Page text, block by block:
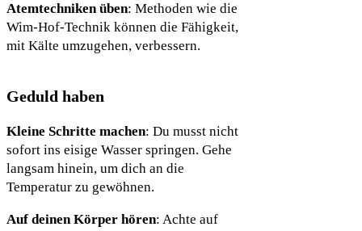
Atemtechniken üben: Methoden wie die
Wim-Hof-Technik können die Fähigkeit,
mit Kälte umzugehen, verbessern.
Geduld haben
Kleine Schritte machen: Du musst nicht
sofort ins eisige Wasser springen. Gehe
langsam hinein, um dich an die
Temperatur zu gewöhnen.
Auf deinen Körper hören: Achte auf